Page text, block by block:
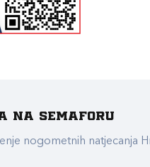
na Semaforu
nogometnih natjecanja